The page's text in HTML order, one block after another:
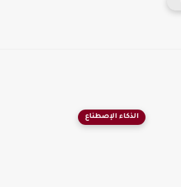
الذكاء اﻹصطناع